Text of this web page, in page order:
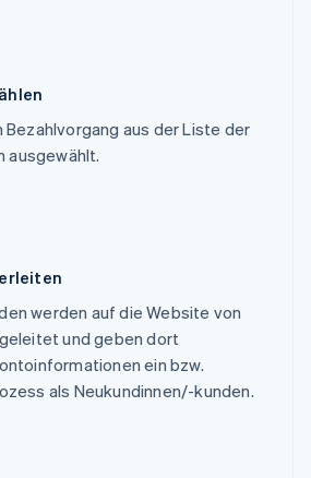
Bezahlvorgang aus der Liste der
ausgewählt.
werden auf die Website von
und geben dort
ein bzw.
als Neukundinnen/-kunden.